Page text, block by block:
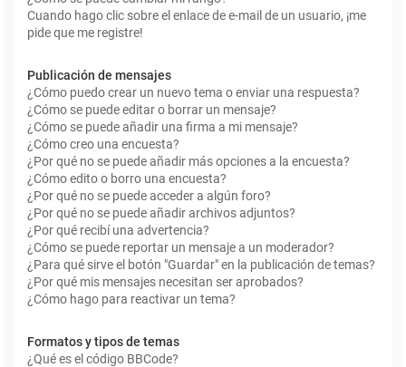
Cuando hago clic sobre el enlace de e-mail de un usuario, ¡me
pide que me registre!
Publicación de mensajes
¿Cómo puedo crear un nuevo tema o enviar una respuesta?
¿Cómo se puede editar o borrar un mensaje?
¿Cómo se puede añadir una firma a mi mensaje?
¿Cómo creo una encuesta?
¿Por qué no se puede añadir más opciones a la encuesta?
¿Cómo edito o borro una encuesta?
¿Por qué no se puede acceder a algún foro?
¿Por qué no se puede añadir archivos adjuntos?
¿Por qué recibí una advertencia?
¿Cómo se puede reportar un mensaje a un moderador?
¿Para qué sirve el botón "Guardar" en la publicación de temas?
¿Por qué mis mensajes necesitan ser aprobados?
¿Cómo hago para reactivar un tema?
Formatos y tipos de temas
¿Qué es el código BBCode?